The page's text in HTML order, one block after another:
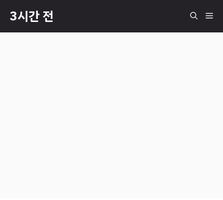
츠
3시간 전 메